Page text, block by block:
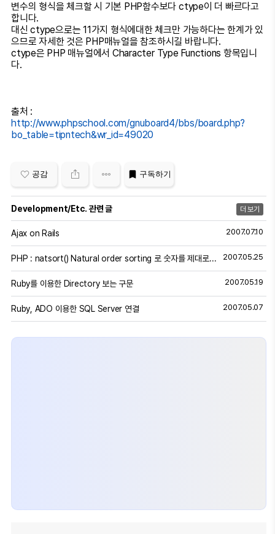
변수의 형식을 체크할 시 기본 PHP함수보다 ctype이 더 빠르다고
합니다.
대신 ctype으로는 11가지 형식에대한 체크만 가능하다는 한계가 있
으므로 자세한 것은 PHP매뉴얼을 참조하시길 바랍니다.
ctype은 PHP 매뉴얼에서 Character Type Functions 항목입니
다.
출처 :
http://www.phpschool.com/gnuboard4/bbs/board.php?
bo_table=tipntech&wr_id=49020
공감 구독하기
Development/Etc. 관련 글 더 보기
Ajax on Rails 2007.07.10
PHP : natsort() Natural order sorting 로 숫자를 제대로 정렬 2007.05.25
Ruby를 이용한 Directory 보는 구문 2007.05.19
Ruby, ADO 이용한 SQL Server 연결 2007.05.07